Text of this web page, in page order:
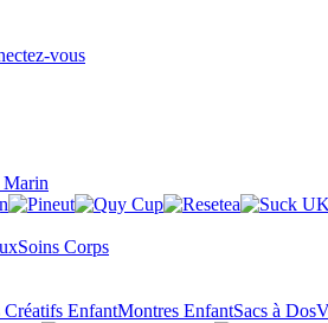
vous
Marin
Soins Corps
EnfantMontres EnfantSacs à Dos